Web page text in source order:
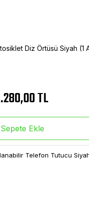
Diz Örtüsü Siyah
TL
Sepete Ekle